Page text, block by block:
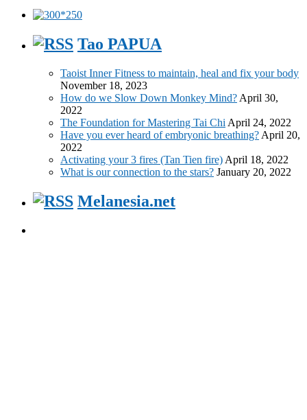
Tao PAPUA
Taoist Inner Fitness to maintain, heal and fix your body
November 18, 2023
How do we Slow Down Monkey Mind? April 30,
2022
The Foundation for Mastering Tai Chi April 24, 2022
Have you ever heard of embryonic breathing? April 20,
2022
Activating your 3 fires (Tan Tien fire) April 18, 2022
What is our connection to the stars? January 20, 2022
Melanesia.net